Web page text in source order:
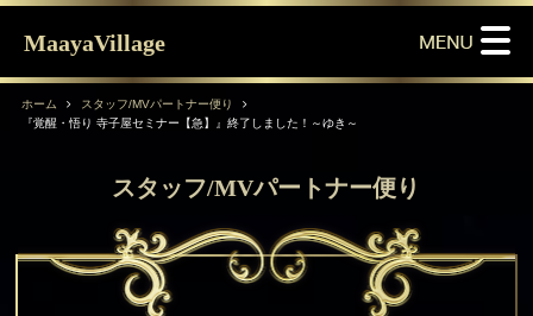
MaayaVillage
ホーム
スタッフ/MVパートナー便り
『覚醒・悟り 寺子屋セミナー【急】』終了しました！～ゆき～
スタッフ/MVパートナー便り